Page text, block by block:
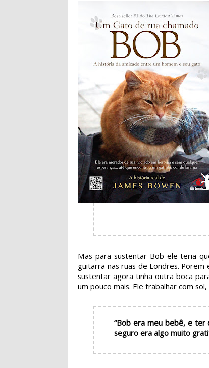
Mas para sustentar Bob ele teria
guitarra nas ruas de Londres.
sustentar agora tinha outra boca
um pouco mais. Ele trabalhar com
“Bob era meu bebê, e ter
seguro era algo muito